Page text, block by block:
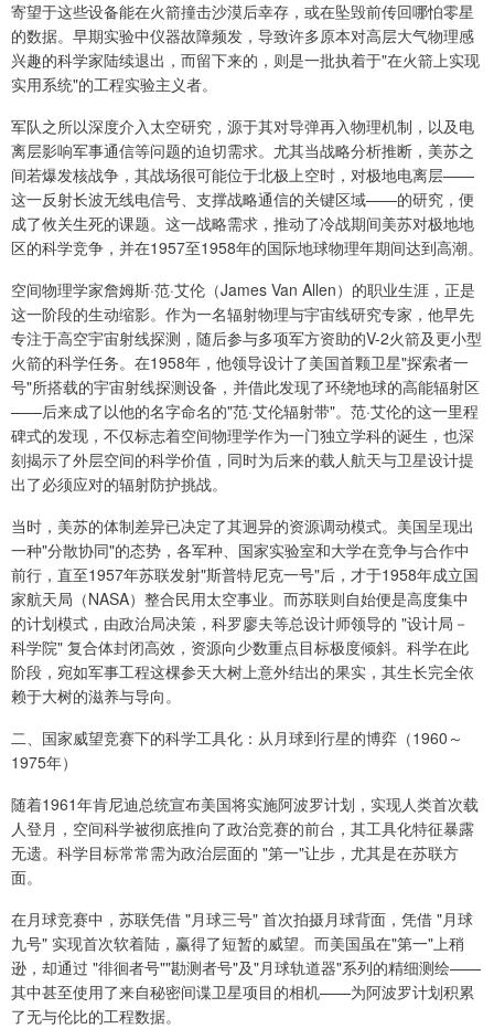
寄望于这些设备能在火箭撞击沙漠后幸存，或在坠毁前传回哪怕零星
的数据。早期实验中仪器故障频发，导致许多原本对高层大气物理感
兴趣的科学家陆续退出，而留下来的，则是一批执着于"在火箭上实现
实用系统"的工程实验主义者。
军队之所以深度介入太空研究，源于其对导弹再入物理机制，以及电
离层影响军事通信等问题的迫切需求。尤其当战略分析推断，美苏之
间若爆发核战争，其战场很可能位于北极上空时，对极地电离层——
这一反射长波无线电信号、支撑战略通信的关键区域——的研究，便
成了攸关生死的课题。这一战略需求，推动了冷战期间美苏对极地地
区的科学竞争，并在1957至1958年的国际地球物理年期间达到高潮。
空间物理学家詹姆斯·范·艾伦（James Van Allen）的职业生涯，正是
这一阶段的生动缩影。作为一名辐射物理与宇宙线研究专家，他早先
专注于高空宇宙射线探测，随后参与多项军方资助的V-2火箭及更小型
火箭的科学任务。在1958年，他领导设计了美国首颗卫星"探索者一
号"所搭载的宇宙射线探测设备，并借此发现了环绕地球的高能辐射区
——后来成了以他的名字命名的"范·艾伦辐射带"。范·艾伦的这一里程
碑式的发现，不仅标志着空间物理学作为一门独立学科的诞生，也深
刻揭示了外层空间的科学价值，同时为后来的载人航天与卫星设计提
出了必须应对的辐射防护挑战。
当时，美苏的体制差异已决定了其迥异的资源调动模式。美国呈现出
一种"分散协同"的态势，各军种、国家实验室和大学在竞争与合作中
前行，直至1957年苏联发射"斯普特尼克一号"后，才于1958年成立国
家航天局（NASA）整合民用太空事业。而苏联则自始便是高度集中
的计划模式，由政治局决策，科罗廖夫等总设计师领导的 "设计局－
科学院" 复合体封闭高效，资源向少数重点目标极度倾斜。科学在此
阶段，宛如军事工程这棵参天大树上意外结出的果实，其生长完全依
赖于大树的滋养与导向。
二、国家威望竞赛下的科学工具化：从月球到行星的博弈（1960～
1975年）
随着1961年肯尼迪总统宣布美国将实施阿波罗计划，实现人类首次载
人登月，空间科学被彻底推向了政治竞赛的前台，其工具化特征暴露
无遗。科学目标常常需为政治层面的 "第一"让步，尤其是在苏联方
面。
在月球竞赛中，苏联凭借 "月球三号" 首次拍摄月球背面，凭借 "月球
九号" 实现首次软着陆，赢得了短暂的威望。而美国虽在"第一"上稍
逊，却通过 "徘徊者号""勘测者号"及"月球轨道器"系列的精细测绘——
其中甚至使用了来自秘密间谍卫星项目的相机——为阿波罗计划积累
了无与伦比的工程数据。